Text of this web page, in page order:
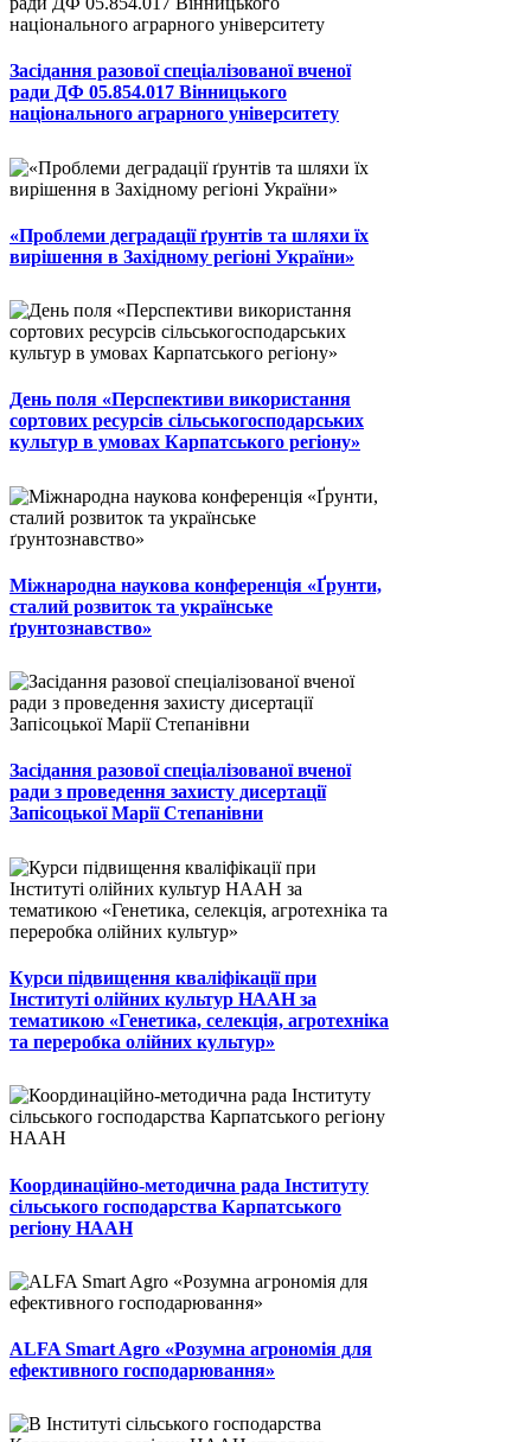
Засідання разової спеціалізованої вченої
ради ДФ 05.854.017 Вінницького
національного аграрного університету
«Проблеми деградації ґрунтів та шляхи їх
вирішення в Західному регіоні України»
День поля «Перспективи використання
сортових ресурсів сільськогосподарських
культур в умовах Карпатського регіону»
Міжнародна наукова конференція «Ґрунти,
сталий розвиток та українське
ґрунтознавство»
Засідання разової спеціалізованої вченої
ради з проведення захисту дисертації
Запісоцької Марії Степанівни
Курси підвищення кваліфікації при
Інституті олійних культур НААН за
тематикою «Генетика, селекція, агротехніка
та переробка олійних культур»
Координаційно-методична рада Інституту
сільського господарства Карпатського
регіону НААН
ALFA Smart Agro «Розумна агрономія для
ефективного господарювання»